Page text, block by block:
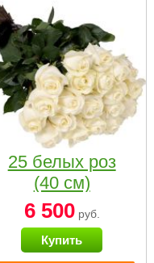
25 белых роз
(40 см)
6 500руб.
Купить